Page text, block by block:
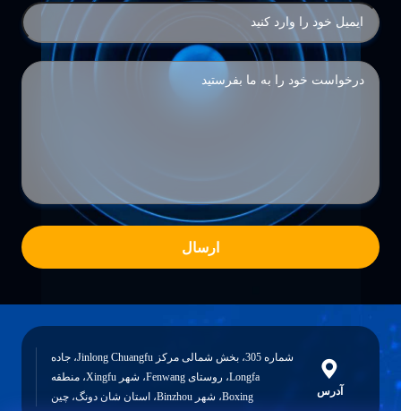
ارسال
آدرس
شماره 305، بخش شمالی مرکز Jinlong Chuangfu، جاده
Longfa، روستای Fenwang، شهر Xingfu، منطقه
Boxing، شهر Binzhou، استان شان دونگ، چین